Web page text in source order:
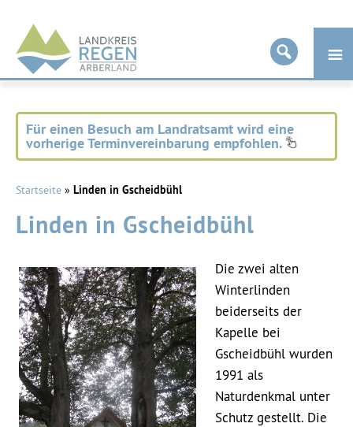
Landkreis
Regen
Für einen Besuch am Landratsamt wird eine
vorherige Terminvereinbarung empfohlen.
Startseite » Linden in Gscheidbühl
Linden in Gscheidbühl
Die zwei alten
Winterlinden
beiderseits der
Kapelle bei
Gscheidbühl wurden
1991 als
Naturdenkmal unter
Schutz gestellt. Die